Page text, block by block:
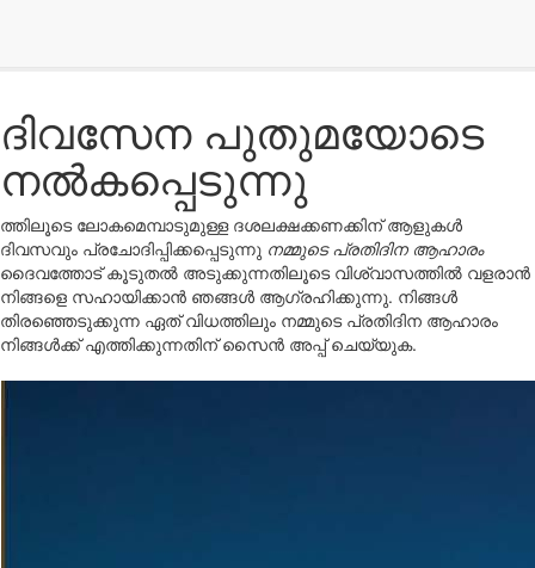
ദിവസേന പുതുമയോടെ
നൽകപ്പെടുന്നു
ത്തിലൂടെ ലോകമെമ്പാടുമുള്ള ദശലക്ഷക്കണക്കിന് ആളുകൾ
ദിവസവും പ്രചോദിപ്പിക്കപ്പെടുന്നു നമ്മുടെ പ്രതിദിന ആഹാരം
ദൈവത്തോട് കൂടുതൽ അടുക്കുന്നതിലൂടെ വിശ്വാസത്തിൽ വളരാൻ
നിങ്ങളെ സഹായിക്കാൻ ഞങ്ങൾ ആഗ്രഹിക്കുന്നു. നിങ്ങൾ
തിരഞ്ഞെടുക്കുന്ന ഏത് വിധത്തിലും നമ്മുടെ പ്രതിദിന ആഹാരം
നിങ്ങൾക്ക് എത്തിക്കുന്നതിന് സൈൻ അപ്പ് ചെയ്യുക.